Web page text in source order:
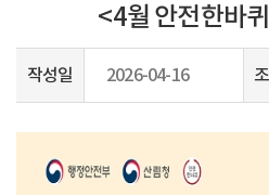
<4월 안전한바
작성일 2026-04-16